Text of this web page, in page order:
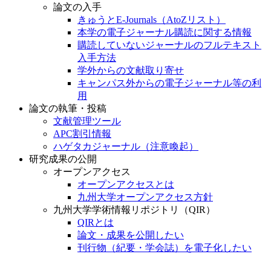
論文の入手
きゅうとE-Journals（AtoZリスト）
本学の電子ジャーナル購読に関する情報
購読していないジャーナルのフルテキスト
入手方法
学外からの文献取り寄せ
キャンパス外からの電子ジャーナル等の利
用
論文の執筆・投稿
文献管理ツール
APC割引情報
ハゲタカジャーナル（注意喚起）
研究成果の公開
オープンアクセス
オープンアクセスとは
九州大学オープンアクセス方針
九州大学学術情報リポジトリ（QIR）
QIRとは
論文・成果を公開したい
刊行物（紀要・学会誌）を電子化したい